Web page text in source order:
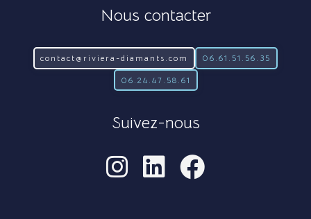
Nous contacter
contact@riviera-diamants.com 06.61.51.56.35
06.24.47.58.61
Suivez-nous